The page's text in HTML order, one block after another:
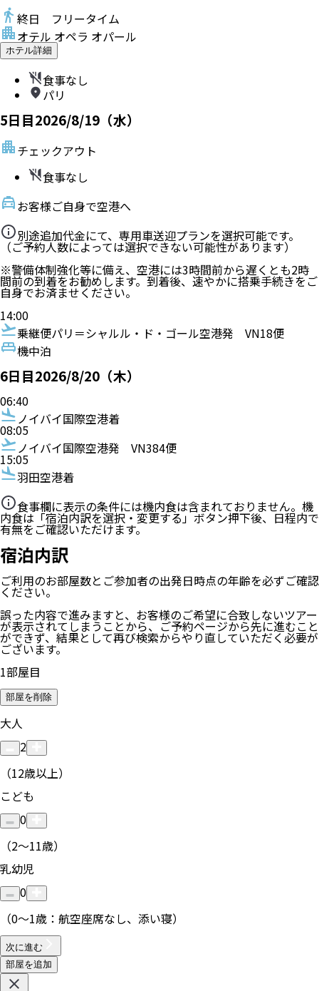
終日 フリータイム
オテル オペラ オパール
ホテル詳細
食事なし
パリ
5日目2026/8/19（水）
チェックアウト
食事なし
お客様ご自身で空港へ
別途追加代金にて、専用車送迎プランを選択可能です。
（ご予約人数によっては選択できない可能性があります）
※警備体制強化等に備え、空港には3時間前から遅くとも2時
間前の到着をお勧めします。到着後、速やかに搭乗手続きをご
自身でお済ませください。
14:00
乗継便パリ＝シャルル・ド・ゴール空港発
VN18便
機中泊
6日目2026/8/20（木）
06:40
ノイバイ国際空港着
08:05
ノイバイ国際空港発
VN384便
15:05
羽田空港着
食事欄に表示の条件には機内食は含まれておりません。機
内食は「宿泊内訳を選択・変更する」ボタン押下後、日程内で
有無をご確認いただけます。
宿泊内訳
ご利用のお部屋数とご参加者の出発日時点の年齢を必ずご確認
ください。
誤った内容で進みますと、お客様のご希望に合致しないツアー
が表示されてしまうことから、ご予約ページから先に進むこと
ができず、結果として再び検索からやり直していただく必要が
ございます。
1部屋目
部屋を削除
大人
2
（12歳以上）
こども
0
（2〜11歳）
乳幼児
0
（0〜1歳：航空座席なし、添い寝）
次に進む
部屋を追加